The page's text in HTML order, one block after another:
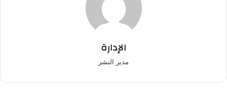
الإدارة
مدير النشر